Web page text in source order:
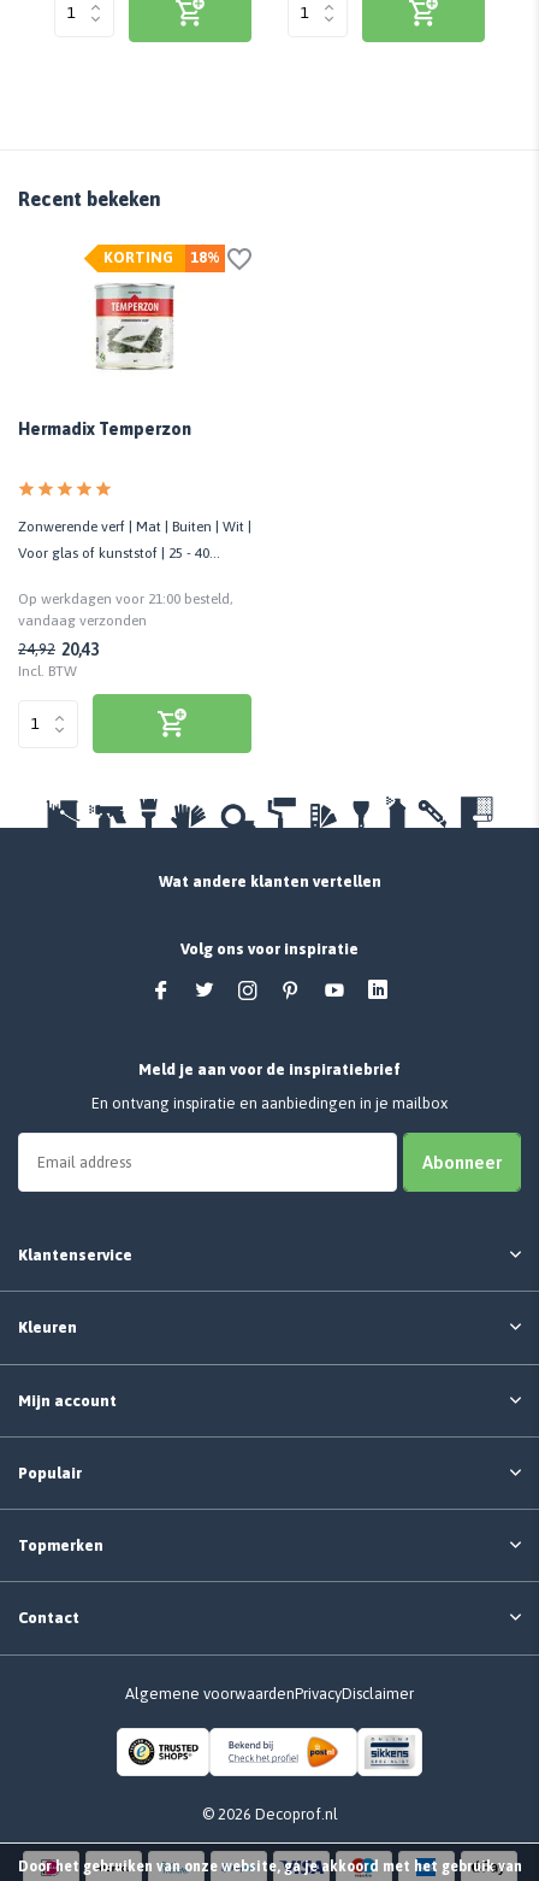
Recent bekeken
18%
KORTING
Hermadix Temperzon
Zonwerende verf | Mat | Buiten | Wit |
Voor glas of kunststof | 25 - 40
Op werkdagen voor 21:00 besteld,
vandaag verzonden
24,92 20,43
Incl. BTW
Wat andere klanten vertellen
Volg ons voor inspiratie
Meld je aan voor de inspiratiebrief
En ontvang inspiratie en aanbiedingen in je mailbox
Abonneer
Klantenservice
Kleuren
Mijn account
Populair
Topmerken
Contact
Algemene voorwaardenPrivacyDisclaimer
© 2026 Decoprof.nl
Door het gebruiken van onze website, ga je akkoord met het gebruik van